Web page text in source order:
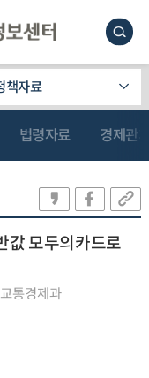
책자료
법령자료 경제관
값 모두의카드로
통경제과